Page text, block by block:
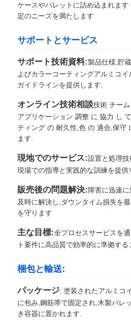
ケースやパレットに詰め込まれま
定のニーズを満たします
サポートとサービス
サポート技術資料:製品仕様,貯
よびカラーコーティングアルミコ
ガイドラインを提供します.
オンライン技術相談技術 チー
アプリケーション 調整 に 協力 し
ティング の 耐久性,色 の 適合,保守
ます.
現地でのサービス:設置と処理
現場での指導と実践的な訓練を提供
販売後の問題解決:障害に迅速
及時に解決し,ダウンタイム損失を
を守ります
主な目標:全プロセスサービスを
ト要件に高品質で効率的に準拠す
梱包と輸送:
パッケージ: 塗装されたアルミコ
に包み,鋼筋帯で固定され,木製パレ
き容器に置かれます.